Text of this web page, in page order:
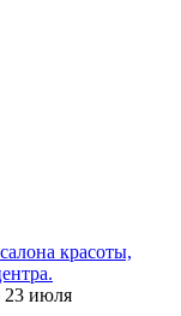
красоты,
23 июля